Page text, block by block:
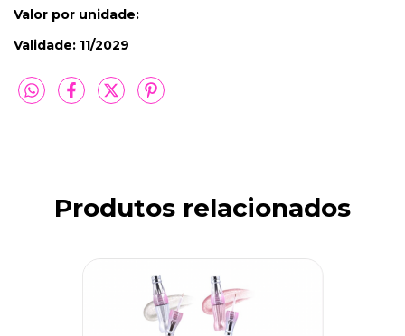
Valor por unidade:
Validade: 11/2029
Produtos relacionados